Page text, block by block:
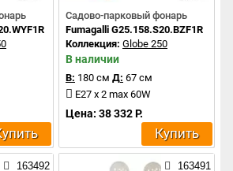
Садово-парковый фонарь
Fumagalli G25.158.S20.BZF1R
Коллекция: Globe 250
В наличии
В: 180 см Д: 67 см
E27 x 2 max 60W
Цена: 38 332 Р.
Купить
163492 163491